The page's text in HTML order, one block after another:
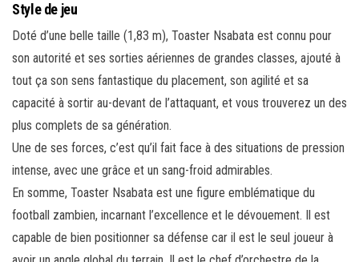
Style de jeu
Doté d’une belle taille (1,83 m), Toaster Nsabata est connu pour
son autorité et ses sorties aériennes de grandes classes, ajouté à
tout ça son sens fantastique du placement, son agilité et sa
capacité à sortir au-devant de l’attaquant, et vous trouverez un des
plus complets de sa génération.
Une de ses forces, c’est qu’il fait face à des situations de pression
intense, avec une grâce et un sang-froid admirables.
En somme, Toaster Nsabata est une figure emblématique du
football zambien, incarnant l’excellence et le dévouement. Il est
capable de bien positionner sa défense car il est le seul joueur à